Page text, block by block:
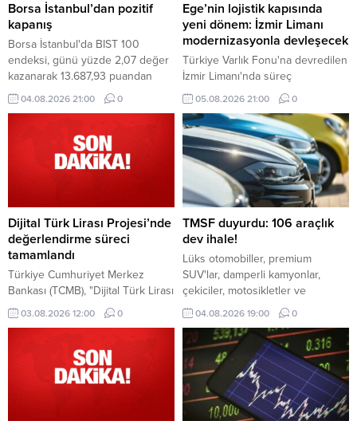
Borsa İstanbul’dan pozitif
kapanış
Borsa İstanbul'da BIST 100
endeksi, günü yüzde 2,07 değer
kazanarak 13.687,93 puandan
tamamladı.
04.08.2026 21:00 0
Ege’nin lojistik kapısında
yeni dönem: İzmir Limanı
modernizasyonla devleşecek
Türkiye Varlık Fonu'na devredilen
İzmir Limanı'nda süreç
tamamlandı. Mülkiyeti kamuda
kalacak dev tesis, Alport
işletmeciliği ve kapsamlı
modernizasyon yatırımlarıyla
küresel lojistik merkezine
dönüşecek.
05.08.2026 21:00 0
Dijital Türk Lirası Projesi’nde
değerlendirme süreci
tamamlandı
Türkiye Cumhuriyet Merkez
Bankası (TCMB), "Dijital Türk Lirası
Projesi" ekosistemine katılım
çağrısına ilişkin başvuru
tamamlandığını bildirdi.
03.08.2026 12:00 0
TMSF duyurdu: 106 araçlık
dev ihale!
Lüks otomobiller, premium
SUV'lar, damperli kamyonlar,
çekiciler, motosikletler ve
ekonomik binek araçlar ihalede
alıcılarını bekliyor. İşte detaylar...
04.08.2026 19:00 0